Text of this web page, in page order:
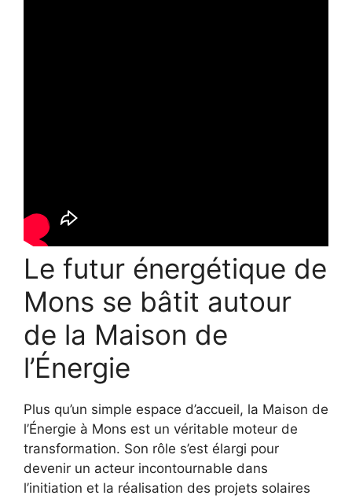
Le futur énergétique de
Mons se bâtit autour
de la Maison de
l’Énergie
Plus qu’un simple espace d’accueil, la Maison de
l’Énergie à Mons est un véritable moteur de
transformation. Son rôle s’est élargi pour
devenir un acteur incontournable dans
l’initiation et la réalisation des projets solaires